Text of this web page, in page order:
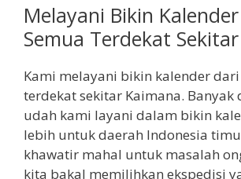
Melayani Bikin
Semua Terdekat
Kami melayani bikin kalender dari
terdekat sekitar Kaimana. Banyak
udah kami layani dalam bikin
lebih untuk daerah Indonesia
khawatir mahal untuk masalah
kita bakal memilihkan ekspedisi